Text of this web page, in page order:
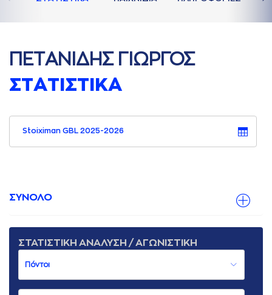
ΠΕΤAΝΙΔΗΣ ΓΙΩΡΓΟΣ
ΣΤAΤΙΣΤΙΚA
Stoiximan GBL 2025-2026
ΣΥΝΟΛΟ
ΣΤΑΤΙΣΤΙΚΗ ΑΝΑΛΥΣΗ / ΑΓΩΝΙΣΤΙΚΗ